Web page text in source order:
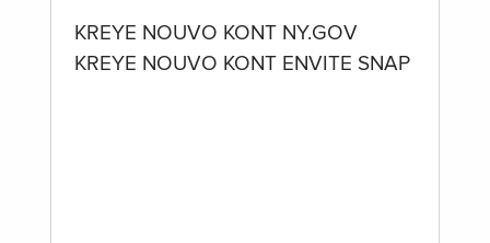
KREYE NOUVO KONT NY.GOV
KREYE NOUVO KONT ENVITE SNAP